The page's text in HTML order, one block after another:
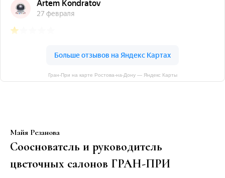
Гран-При на карте Ростова‑на‑Дону — Яндекс Карты
Майя Резанова
Сооснователь и руководитель
цветочных салонов ГРАН-ПРИ